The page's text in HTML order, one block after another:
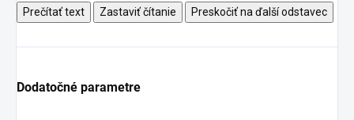
Prečítať text Zastaviť čítanie Preskočiť na ďalší odstavec
Dodatočné parametre